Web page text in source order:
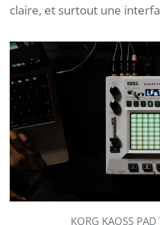
claire, et surtout une
KORG KAOSS PAD